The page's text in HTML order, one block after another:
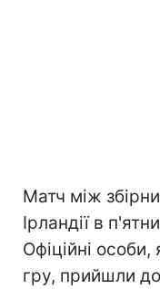
Матч між
Ірландії в
Офіційні
гру, прийшли